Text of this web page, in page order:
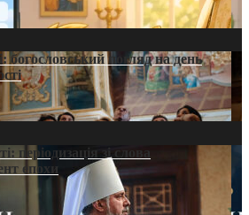
богословський погляд на день
періодизація зі слова
епохи